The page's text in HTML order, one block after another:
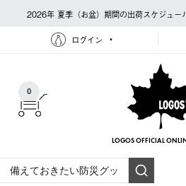
2026年 夏季（お盆）期間の出荷スケジュー
ログイン
0
LOGOS OFFICIAL